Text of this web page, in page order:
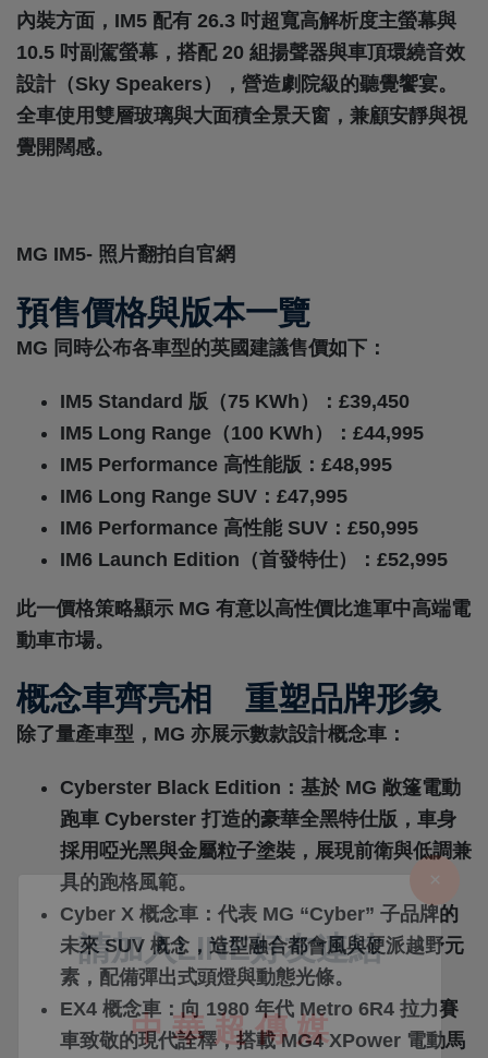
內裝方面，IM5 配有 26.3 吋超寬高解析度主螢幕與
10.5 吋副駕螢幕，搭配 20 組揚聲器與車頂環繞音效
設計（Sky Speakers），營造劇院級的聽覺饗宴。
全車使用雙層玻璃與大面積全景天窗，兼顧安靜與視
覺開闊感。
MG IM5- 照片翻拍自官網
預售價格與版本一覽
MG 同時公布各車型的英國建議售價如下：
IM5 Standard 版（75 KWh）：£39,450
IM5 Long Range（100 KWh）：£44,995
IM5 Performance 高性能版：£48,995
IM6 Long Range SUV：£47,995
IM6 Performance 高性能 SUV：£50,995
IM6 Launch Edition（首發特仕）：£52,995
此一價格策略顯示 MG 有意以高性價比進軍中高端電
動車市場。
概念車齊亮相 重塑品牌形象
除了量產車型，MG 亦展示數款設計概念車：
Cyberster Black Edition ：基於 MG 敞篷電動
跑車 Cyberster 打造的豪華全黑特仕版，車身
採用啞光黑與金屬粒子塗裝，展現前衛與低調兼
具的跑格風範。
Cyber X 概念車 ：代表 MG “Cyber” 子品牌的
未來 SUV 概念，造型融合都會風與硬派越野元
素，配備彈出式頭燈與動態光條。
EX4 概念車 ：向 1980 年代 Metro 6R4 拉力賽
車致敬的現代詮釋，搭載 MG4 XPower 電動馬